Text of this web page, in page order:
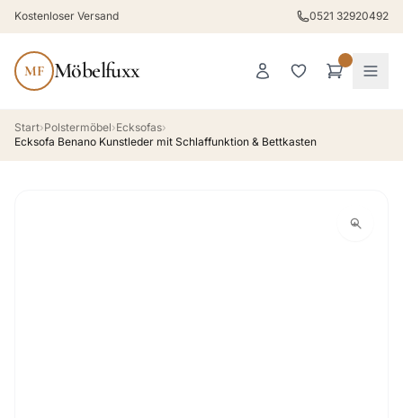
Kostenloser Versand 0521 32920492
MF Möbelfuxx
Start›Polstermöbel›Ecksofas›
Ecksofa Benano Kunstleder mit Schlaffunktion & Bettkasten